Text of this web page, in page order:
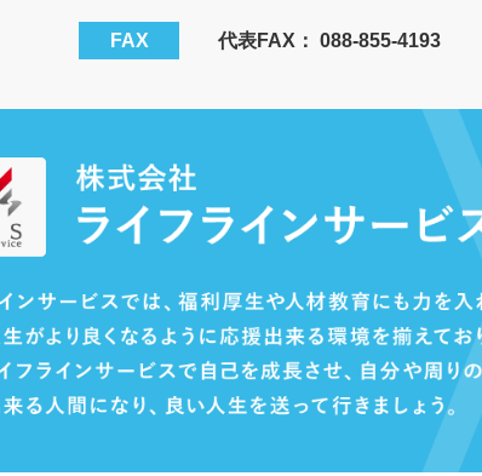
FAX 代表FAX： 088-855-4193